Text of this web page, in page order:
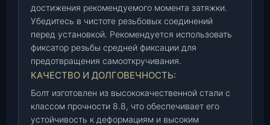
достижения рекомендуемого момента затяжки.
Убедитесь в чистоте резьбовых соединений
перед установкой. Рекомендуется использовать
фиксатор резьбы средней фиксации для
предотвращения самооткручивания.
КАЧЕСТВО И ДОЛГОВЕЧНОСТЬ:
Болт изготовлен из высококачественной стали с
классом прочности 8.8, что обеспечивает его
устойчивость к деформациям и высоким